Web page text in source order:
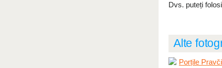
Dvs. puteți
Alte